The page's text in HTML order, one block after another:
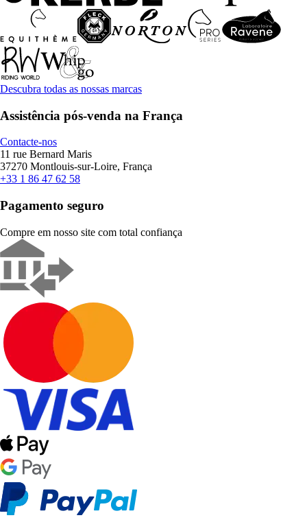
Descubra todas as nossas marcas
Assistência pós-venda na França
Contacte-nos
11 rue Bernard Maris
37270 Montlouis-sur-Loire, França
+33 1 86 47 62 58
Pagamento seguro
Compre em nosso site com total confiança